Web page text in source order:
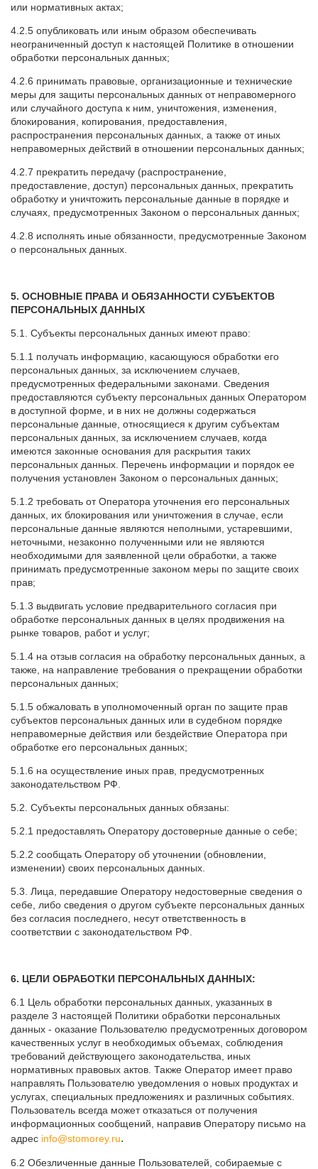
или нормативных актах;
4.2.5 опубликовать или иным образом обеспечивать
неограниченный доступ к настоящей Политике в отношении
обработки персональных данных;
4.2.6 принимать правовые, организационные и технические
меры для защиты персональных данных от неправомерного
или случайного доступа к ним, уничтожения, изменения,
блокирования, копирования, предоставления,
распространения персональных данных, а также от иных
неправомерных действий в отношении персональных данных;
4.2.7 прекратить передачу (распространение,
предоставление, доступ) персональных данных, прекратить
обработку и уничтожить персональные данные в порядке и
случаях, предусмотренных Законом о персональных данных;
4.2.8 исполнять иные обязанности, предусмотренные Законом
о персональных данных.
5. ОСНОВНЫЕ ПРАВА И ОБЯЗАННОСТИ СУБЪЕКТОВ
ПЕРСОНАЛЬНЫХ ДАННЫХ
5.1. Субъекты персональных данных имеют право:
5.1.1 получать информацию, касающуюся обработки его
персональных данных, за исключением случаев,
предусмотренных федеральными законами. Сведения
предоставляются субъекту персональных данных Оператором
в доступной форме, и в них не должны содержаться
персональные данные, относящиеся к другим субъектам
персональных данных, за исключением случаев, когда
имеются законные основания для раскрытия таких
персональных данных. Перечень информации и порядок ее
получения установлен Законом о персональных данных;
5.1.2 требовать от Оператора уточнения его персональных
данных, их блокирования или уничтожения в случае, если
персональные данные являются неполными, устаревшими,
неточными, незаконно полученными или не являются
необходимыми для заявленной цели обработки, а также
принимать предусмотренные законом меры по защите своих
прав;
5.1.3 выдвигать условие предварительного согласия при
обработке персональных данных в целях продвижения на
рынке товаров, работ и услуг;
5.1.4 на отзыв согласия на обработку персональных данных, а
также, на направление требования о прекращении обработки
персональных данных;
5.1.5 обжаловать в уполномоченный орган по защите прав
субъектов персональных данных или в судебном порядке
неправомерные действия или бездействие Оператора при
обработке его персональных данных;
5.1.6 на осуществление иных прав, предусмотренных
законодательством РФ.
5.2. Субъекты персональных данных обязаны:
5.2.1 предоставлять Оператору достоверные данные о себе;
5.2.2 сообщать Оператору об уточнении (обновлении,
изменении) своих персональных данных.
5.3. Лица, передавшие Оператору недостоверные сведения о
себе, либо сведения о другом субъекте персональных данных
без согласия последнего, несут ответственность в
соответствии с законодательством РФ.
6. ЦЕЛИ ОБРАБОТКИ ПЕРСОНАЛЬНЫХ ДАННЫХ:
6.1 Цель обработки персональных данных, указанных в
разделе 3 настоящей Политики обработки персональных
данных - оказание Пользователю предусмотренных договором
качественных услуг в необходимых объемах, соблюдения
требований действующего законодательства, иных
нормативных правовых актов. Также Оператор имеет право
направлять Пользователю уведомления о новых продуктах и
услугах, специальных предложениях и различных событиях.
Пользователь всегда может отказаться от получения
информационных сообщений, направив Оператору письмо на
адрес info@stomorey.ru.
6.2 Обезличенные данные Пользователей, собираемые с